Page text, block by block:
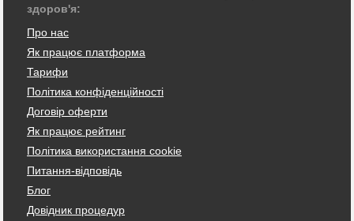
здоров'я:
Про нас
Як працює платформа
Тарифи
Політика конфіденційності
Договір оферти
Як працює рейтинг
Політика використання cookie
Питання-відповідь
Блог
Довідник процедур